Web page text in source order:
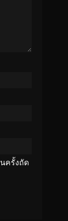
ครั้งถัด